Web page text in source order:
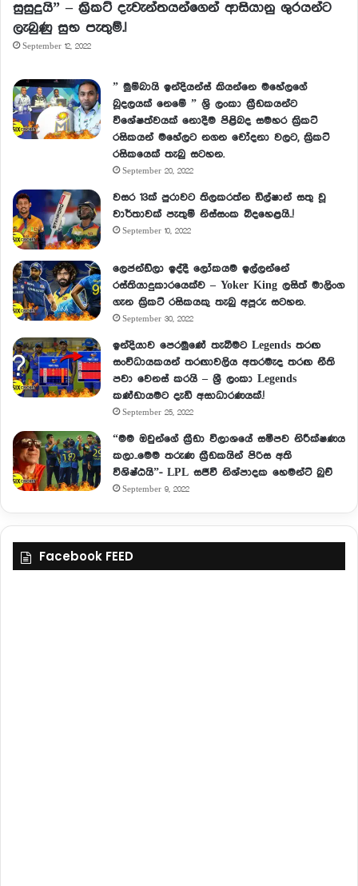
සුසුදුයි” – ක්‍රිකට් දැවැන්තයන්ගෙන් ආසියානු ශුරයන්ට
ලැබුණු සුභ පැතුම්.!
September 12, 2022
” මුම්බායි ඉන්දියන්ස් කියන්නෙ මහේලගේ
බූදලයක් නෙමේ ” ශ්‍රි ලංකා ක්‍රීඩකයන්ට
විශේෂත්වයක් නොදීම පිළිබද සමහර ක්‍රිකට්
රසිකයන් මහේලට නගන චෝදනා වලට, ක්‍රිකට්
රසිකයෙක් තැබු සටහන.
September 20, 2022
වසර 13ක් පුරාවට තිලකරත්න ඩිල්ෂාන් සතු වූ
වාර්තාවක් පැතුම් නිස්සංක බිදහෙළයි..!
September 10, 2022
ලෙජන්ඩ්ලා ඉද්දී ලෝකයම ඉල්ලන්නේ
රස්තියාදුකාරයෙක්ව – Yoker King ලසිත් මාලිංග
ගැන ක්‍රිකට් රසිකයකු තැබු අපූරු සටහන.
September 30, 2022
ඉන්දියාව පෙරමුණේ තැබීමට Legends තරඟ
සංවිධායකයන් තරඟාවලිය අතරමැද තරඟ නීති
පවා වෙනස් කරයි – ශ්‍රී ලංකා Legends
කණ්ඩායමට දැඩි අසාධාරණයක්.!
September 25, 2022
“මම ඔවුන්ගේ ක්‍රීඩා විලාශයේ සමීපව නිරීක්ෂණය
කලා..මෙම තරුණ ක්‍රීඩකයින් පිරිස අති
විශිෂ්ඨයි”- LPL සජීවී නිශ්පාදක හෙමන්ට් බුච්
September 9, 2022
Facebook FEED